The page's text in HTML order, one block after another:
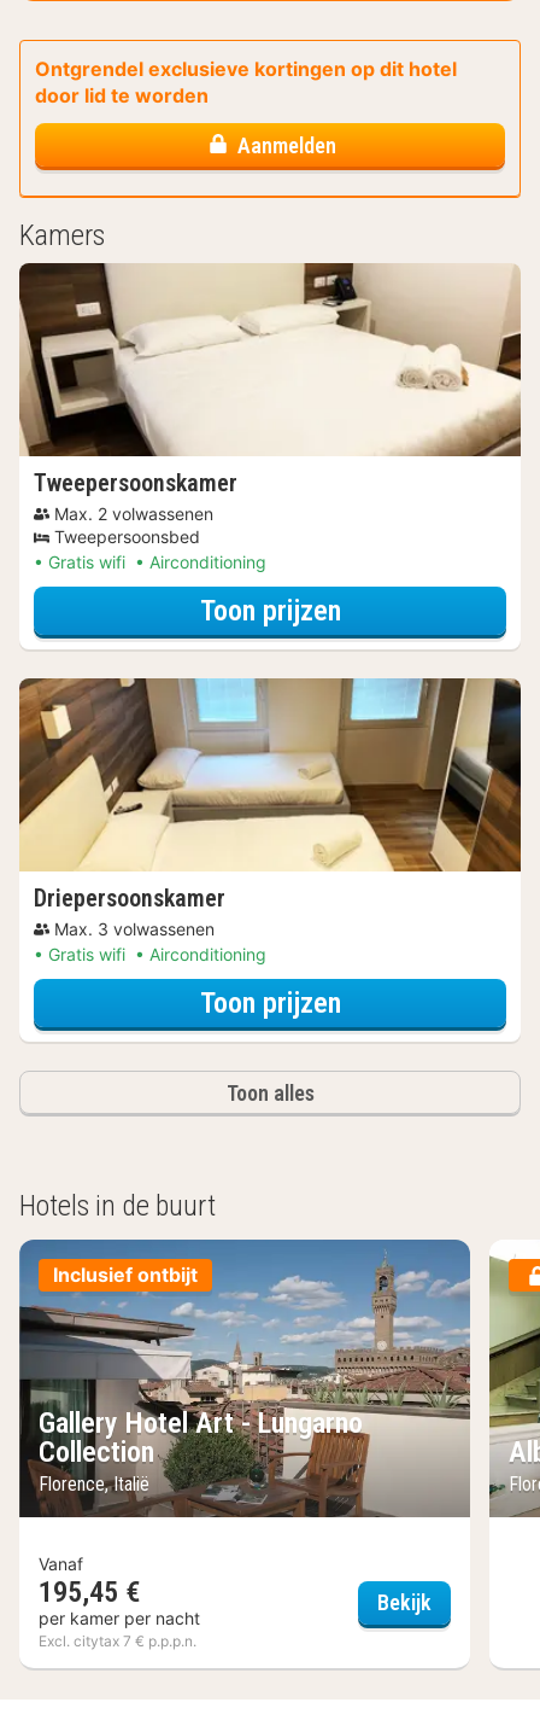
Ontgrendel exclusieve kortingen op dit hotel
door lid te worden
Aanmelden
Kamers
Tweepersoonskamer
Max. 2 volwassenen
Tweepersoonsbed
Gratis wifi
Airconditioning
Toon prijzenvoor Beleef de
Driepersoonskamer
Max. 3 volwassenen
Gratis wifi
Airconditioning
Toon prijzenvoor Beleef de
Toon alles
Hotels in de buurt
Inclusief ontbijt
Gallery Hotel Art - Lungarno
Collection
Florence, Italië
Vanaf
195,45 €
per kamer per nacht
Excl. citytax 7 € p.p.p.n.
Bekijk